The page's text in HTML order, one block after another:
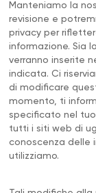
Manteniamo la
revisione e
privacy per
informazione. Sia
verranno inserite
indicata. Ci
di modificare
momento, ti
specificato nel
tutti i siti web di
conoscenza delle
utilizziamo.